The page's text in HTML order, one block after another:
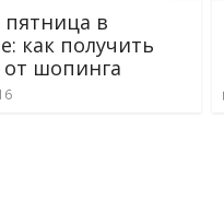
пятница в
как получить
от шопинга